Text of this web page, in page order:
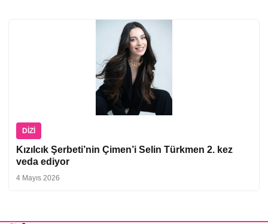
DIZI
Kızılcık Şerbeti’nin Çimen’i Selin Türkmen 2. kez
veda ediyor
4 Mayıs 2026